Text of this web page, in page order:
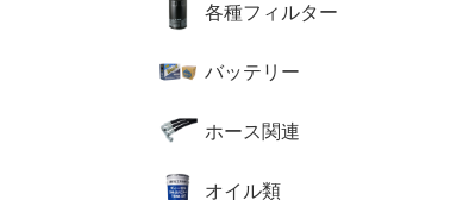
各種フィルター
バッテリー
ホース関連
オイル類